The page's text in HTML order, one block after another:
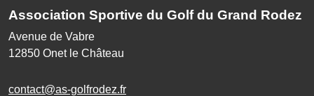
Association Sportive du Golf du Grand Rodez
Avenue de Vabre
12850 Onet le Château
contact@as-golfrodez.fr